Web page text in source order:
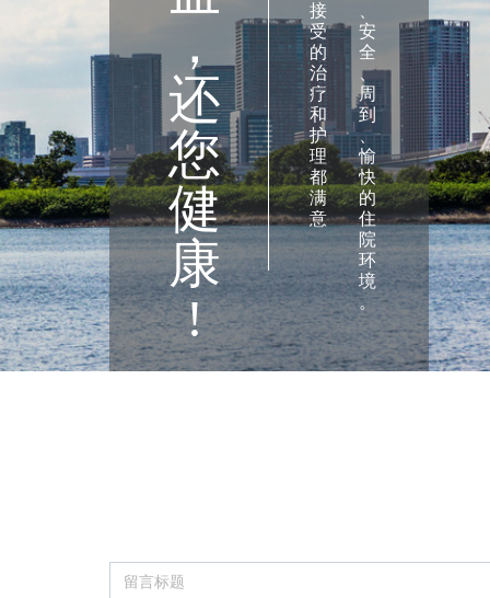
，
还
您
健
康
!
安
全
、
周
到
、
愉
快
的
住
院
环
境
。
接
受
的
治
疗
和
护
理
都
满
意
，
给
每
位
患
者
一